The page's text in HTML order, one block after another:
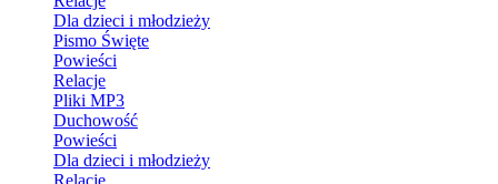
Dla dzieci i młodzieży
Pismo Święte
Powieści
Relacje
Pliki MP3
Duchowość
Powieści
Dla dzieci i młodzieży
Relacje